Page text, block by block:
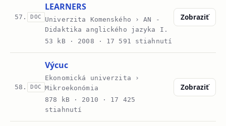
57. DOC
LEARNERS
Univerzita Komenského › AN -
Didaktika anglického jazyka I.
53 kB · 2008 · 17 591 stiahnutí
Zobraziť
58. DOC
Výcuc
Ekonomická univerzita ›
Mikroekonómia
878 kB · 2010 · 17 425
stiahnutí
Zobraziť